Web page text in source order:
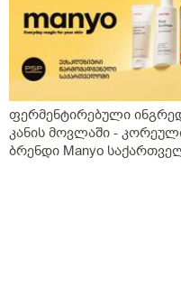
გვნახულობდა ის
სანთელი ოცი დღე
საღამოს,კურანტილი
აქვს თავის
გვგონია დ ვიტამია
ქონდა,ვაგოსტაბილი
გვირჩევთ?როგორც
ყველაფერი და ხალხს
ფერმენტირებული
კანის მოვლაში -
ბრენდი Manyo